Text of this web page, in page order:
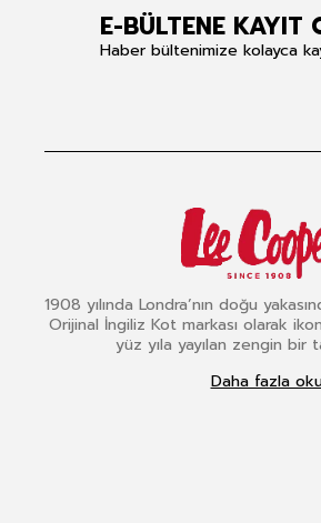
E-BÜLTENE KAYIT
Haber bültenimize kolayca
1908 yılında Londra’nın doğu
Orijinal İngiliz Kot markası olarak
yüz yıla yayılan zengin bir
Daha fazla